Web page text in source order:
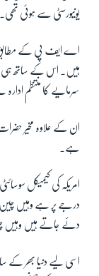
یونیورسٹی سے ہوئی تھی۔
اے ایف پی کے مطابق
ہیں۔ اس کے ساتھ
سرمایے کا منتظم ادارہ
ان کے علاوہ مخیر
ہے۔
امریکہ کی کیمیکل
درجے پر ہے وہیں چین
دئے جاتے ہیں وہیں
اسی لیے دنیا بھر کے